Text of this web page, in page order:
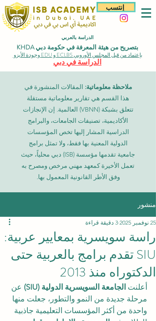
إنتسب
الدراسة بالعربي
بتصريح من هيئة المعرفة في حكومة دبي KHDA
بإعتماد من قبل المجلس الأوروبي ECLBS و EDU وجودة الأيزو
الدراسة في دبي
ملاحظة معلوماتية: المقالات المنشورة في
هذا القسم هي تقارير معلوماتية مستقلة
تتعلق بشبكة (VBNN) العالمية. إن الإنجازات
الأكاديمية، تصنيفات الجامعات، والبرامج
الدراسية المشار إليها تخص المؤسسات
الدولية المعنية بها فقط، ولا تمثل برامج
جامعية تقدمها مؤسسة (ISB) دبي محلياً، حيث
تعمل الأخيرة كمعهد مهني مرخص ومصرح به
وفق الأطر القانونية المعمول بها.
منشور
راسة سويسرية بمعايير عربية:
SIU تقدم برامج بالعربية حتى
الدكتوراه منذ 2013
25 نوفمبر 2025 3 دقيقة قراءة
أعلنت الجامعة السويسرية الدولية (SIU)
عن
مرحلة جديدة من النمو والتطور، جعلت منها
واحدة من أكثر المؤسسات التعليمية جاذبية